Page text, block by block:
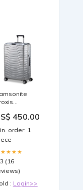
450.00
order: 1
(16
: Login>>